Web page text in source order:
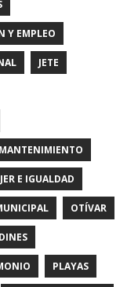
Y EMPLEO
JETE
MANTENIMIENTO
E IGUALDAD
OTÍVAR
PLAYAS